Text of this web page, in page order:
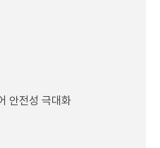
안전성 극대화